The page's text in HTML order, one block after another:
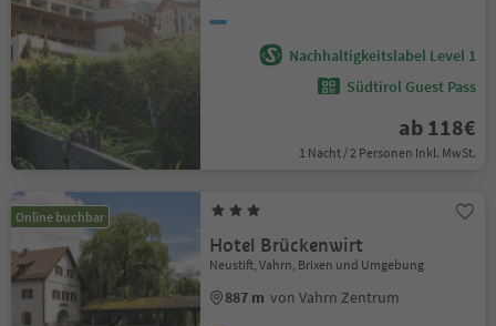
Nachhaltigkeitslabel Level 1
Südtirol Guest Pass
ab 118€
1 Nacht / 2 Personen Inkl. MwSt.
Online buchbar
Hotel Brückenwirt
Neustift, Vahrn, Brixen und Umgebung
887 m von Vahrn Zentrum